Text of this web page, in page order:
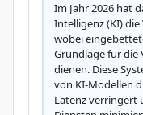
Im Jahr 2026 hat
Intelligenz (KI)
wobei
Grundlage für die
dienen. Diese
von KI-Modellen
Latenz verringert